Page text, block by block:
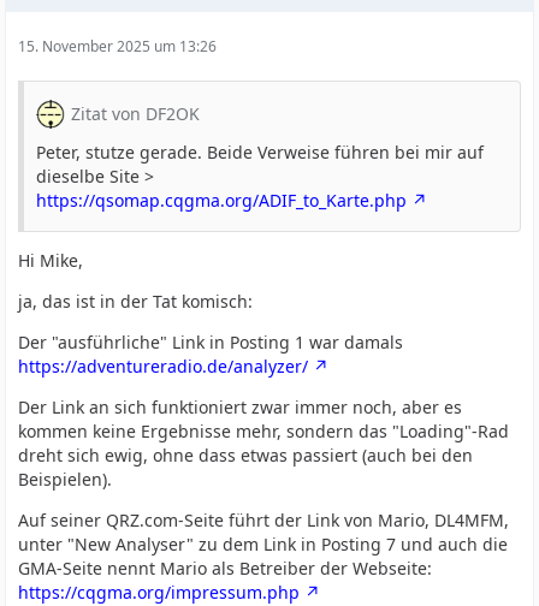
15. November 2025 um 13:26
Zitat von DF2OK
Peter, stutze gerade. Beide Verweise führen bei mir auf
dieselbe Site >
https://qsomap.cqgma.org/ADIF_to_Karte.php
Hi Mike,
ja, das ist in der Tat komisch:
Der "ausführliche" Link in Posting 1 war damals
https://adventureradio.de/analyzer/
Der Link an sich funktioniert zwar immer noch, aber es
kommen keine Ergebnisse mehr, sondern das "Loading"-Rad
dreht sich ewig, ohne dass etwas passiert (auch bei den
Beispielen).
Auf seiner QRZ.com-Seite führt der Link von Mario, DL4MFM,
unter "New Analyser" zu dem Link in Posting 7 und auch die
GMA-Seite nennt Mario als Betreiber der Webseite:
https://cqgma.org/impressum.php